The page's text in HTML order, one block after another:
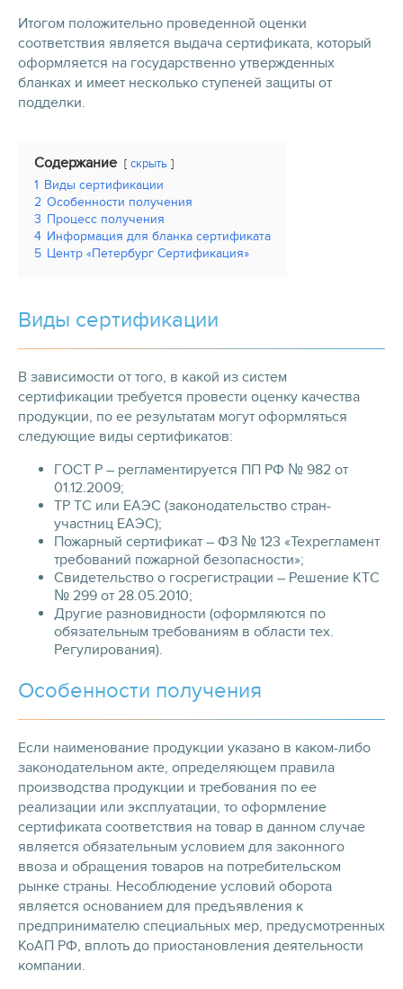
Итогом положительно проведенной оценки
соответствия является выдача сертификата, который
оформляется на государственно утвержденных
бланках и имеет несколько ступеней защиты от
подделки.
Содержание скрыть
1 Виды сертификации
2 Особенности получения
3 Процесс получения
4 Информация для бланка сертификата
5 Центр «Петербург Сертификация»
Виды сертификации
В зависимости от того, в какой из систем
сертификации требуется провести оценку качества
продукции, по ее результатам могут оформляться
следующие виды сертификатов:
ГОСТ Р – регламентируется ПП РФ № 982 от
01.12.2009;
ТР ТС или ЕАЭС (законодательство стран-
участниц ЕАЭС);
Пожарный сертификат – ФЗ № 123 «Техрегламент
требований пожарной безопасности»;
Свидетельство о госрегистрации – Решение КТС
№ 299 от 28.05.2010;
Другие разновидности (оформляются по
обязательным требованиям в области тех.
Регулирования).
Особенности получения
Если наименование продукции указано в каком-либо
законодательном акте, определяющем правила
производства продукции и требования по ее
реализации или эксплуатации, то оформление
сертификата соответствия на товар в данном случае
является обязательным условием для законного
ввоза и обращения товаров на потребительском
рынке страны. Несоблюдение условий оборота
является основанием для предъявления к
предпринимателю специальных мер, предусмотренных
КоАП РФ, вплоть до приостановления деятельности
компании.